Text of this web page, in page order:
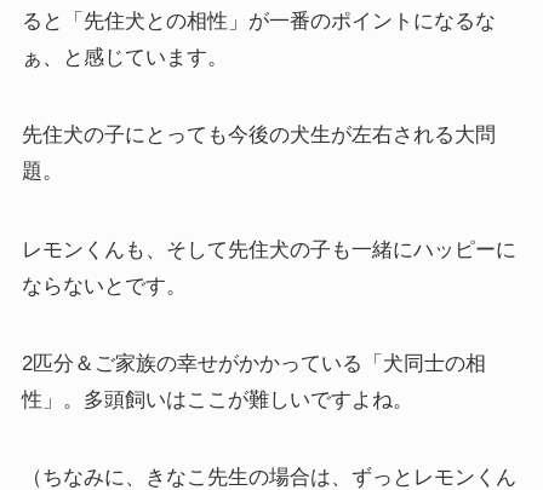
ると「先住犬との相性」が一番のポイントになるな
ぁ、と感じています。
先住犬の子にとっても今後の犬生が左右される大問
題。
レモンくんも、そして先住犬の子も一緒にハッピーに
ならないとです。
2匹分＆ご家族の幸せがかかっている「犬同士の相
性」。多頭飼いはここが難しいですよね。
（ちなみに、きなこ先生の場合は、ずっとレモンくん